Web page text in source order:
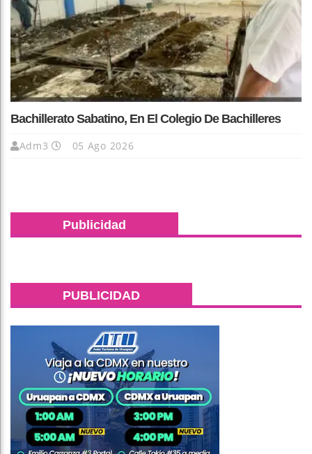
Bachillerato Sabatino, En El Colegio De Bachilleres
Adm3 05 Ago 2026
Publicidad
PUBLICIDAD